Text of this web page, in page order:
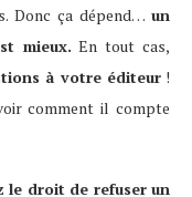
Donc ça dépend… un
mieux. En tout cas,
à votre éditeur!
comment il compte
le droit de refuser un